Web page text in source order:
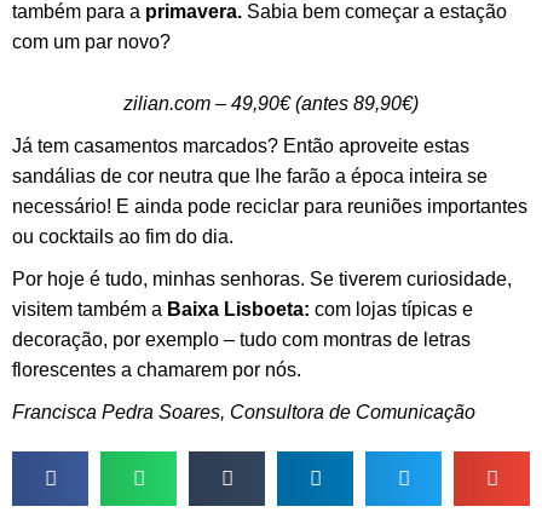
também para a primavera. Sabia bem começar a estação
com um par novo?
zilian.com – 49,90€ (antes 89,90€)
Já tem casamentos marcados? Então aproveite estas
sandálias de cor neutra que lhe farão a época inteira se
necessário! E ainda pode reciclar para reuniões importantes
ou cocktails ao fim do dia.
Por hoje é tudo, minhas senhoras. Se tiverem curiosidade,
visitem também a Baixa Lisboeta: com lojas típicas e
decoração, por exemplo – tudo com montras de letras
florescentes a chamarem por nós.
Francisca Pedra Soares, Consultora de Comunicação